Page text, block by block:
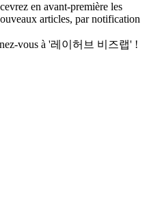
en avant-première les
articles, par notification
vous à '레이허브 비즈랩' !